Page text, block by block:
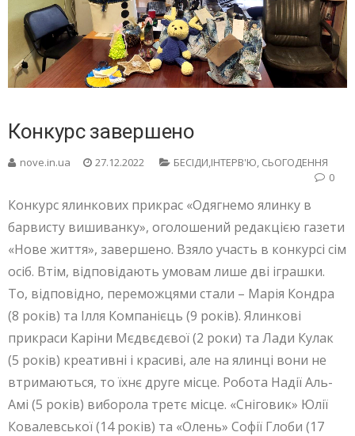
Конкурс завершено
nove.in.ua 27.12.2022 БЕСIДИ,ІНТЕРВ'Ю, СЬОГОДЕННЯ
0
Конкурс ялинкових прикрас «Одягнемо ялинку в
барвисту вишиванку», оголошений редакцією газети
«Нове життя», завершено. Взяло участь в конкурсі сім
осіб. Втім, відповідають умовам лише дві іграшки.
То, відповідно, переможцями стали – Марія Кондра
(8 років) та Ілля Компанієць (9 років). Ялинкові
прикраси Каріни Мєдвєдєвої (2 роки) та Лади Кулак
(5 років) креативні і красиві, але на ялинці вони не
втримаються, то їхнє друге місце. Робота Надії Аль-
Амі (5 років) виборола третє місце. «Сніговик» Юлії
Ковалевської (14 років) та «Олень» Софії Глоби (17